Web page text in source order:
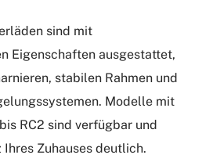
sind mit
Eigenschaften ausgestattet,
stabilen Rahmen und
Modelle mit
RC2 sind verfügbar und
Zuhauses deutlich.